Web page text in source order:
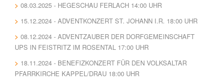
08.03.2025 - HEGESCHAU FERLACH 14:00 UHR
15.12.2024 - ADVENTKONZERT ST. JOHANN I.R. 18:00 UHR
08.12.2024 - ADVENTZAUBER DER DORFGEMEINSCHAFT
UPS IN FEISTRITZ IM ROSENTAL 17:00 UHR
18.11.2024 - BENEFIZKONZERT FÜR DEN VOLKSALTAR
PFARRKIRCHE KAPPEL/DRAU 18:00 UHR